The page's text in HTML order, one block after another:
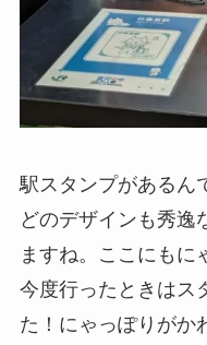
駅スタンプがあるん
どのデザインも秀逸
ますね。ここにもに
今度行ったときはス
た！にゃっぽりがか